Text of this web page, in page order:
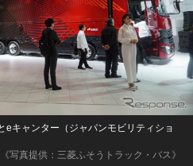
《写真提供：三菱ふそうトラック・バス》
eキャンター（ジャパンモビリティショ